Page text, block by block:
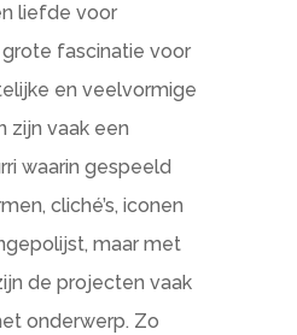
liefde voor
fascinatie voor
en veelvormige
zijn vaak een
waarin gespeeld
cliché’s, iconen
maar met
de projecten vaak
onderwerp. Zo